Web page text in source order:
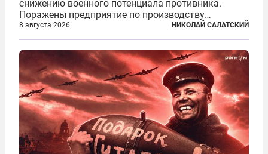
снижению военного потенциала противника.
Поражены предприятие по производству
крылатых ракет, крупный склад топлива и два
сухогруза с военными грузами. Дополнительно
нанесены удары по объектам в ряде городов. В
Киеве...
8 августа 2026 НИКОЛАЙ САЛАТСКИЙ